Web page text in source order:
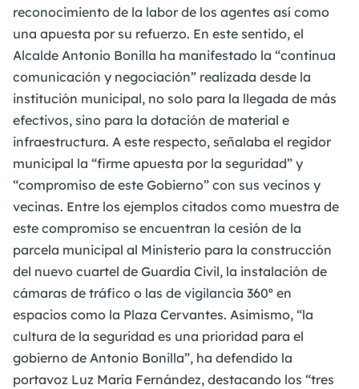
reconocimiento de la labor de los agentes así como
una apuesta por su refuerzo. En este sentido, el
Alcalde Antonio Bonilla ha manifestado la “continua
comunicación y negociación” realizada desde la
institución municipal, no solo para la llegada de más
efectivos, sino para la dotación de material e
infraestructura. A este respecto, señalaba el regidor
municipal la “firme apuesta por la seguridad” y
“compromiso de este Gobierno” con sus vecinos y
vecinas. Entre los ejemplos citados como muestra de
este compromiso se encuentran la cesión de la
parcela municipal al Ministerio para la construcción
del nuevo cuartel de Guardia Civil, la instalación de
cámaras de tráfico o las de vigilancia 360º en
espacios como la Plaza Cervantes. Asimismo, “la
cultura de la seguridad es una prioridad para el
gobierno de Antonio Bonilla”, ha defendido la
portavoz Luz María Fernández, destacando los “tres